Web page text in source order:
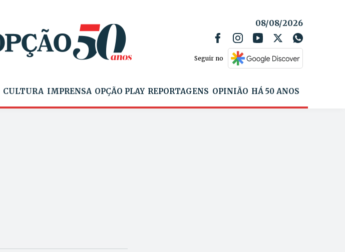
08/08/2026
Seguir no
CULTURA IMPRENSA OPÇÃO PLAY REPORTAGENS OPINIÃO HÁ 50 ANOS